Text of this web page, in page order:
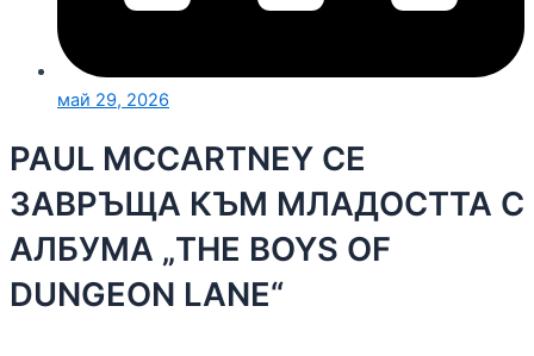
май 29, 2026
PAUL MCCARTNEY СЕ
ЗАВРЪЩА КЪМ МЛАДОСТТА С
АЛБУМА „THE BOYS OF
DUNGEON LANE“